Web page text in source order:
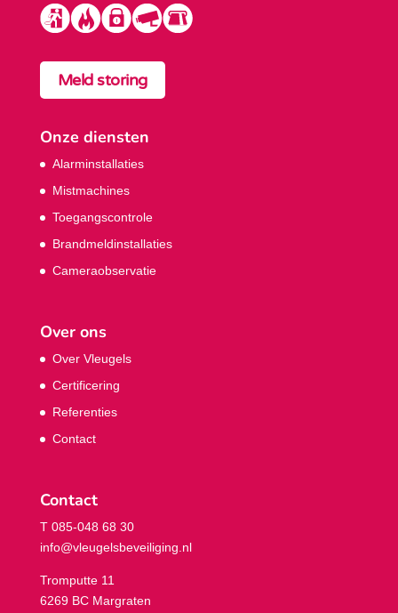
Meld storing
Onze diensten
Alarminstallaties
Mistmachines
Toegangscontrole
Brandmeldinstallaties
Cameraobservatie
Over ons
Over Vleugels
Certificering
Referenties
Contact
Contact
T 085-048 68 30
info@vleugelsbeveiliging.nl
Tromputte 11
6269 BC Margraten